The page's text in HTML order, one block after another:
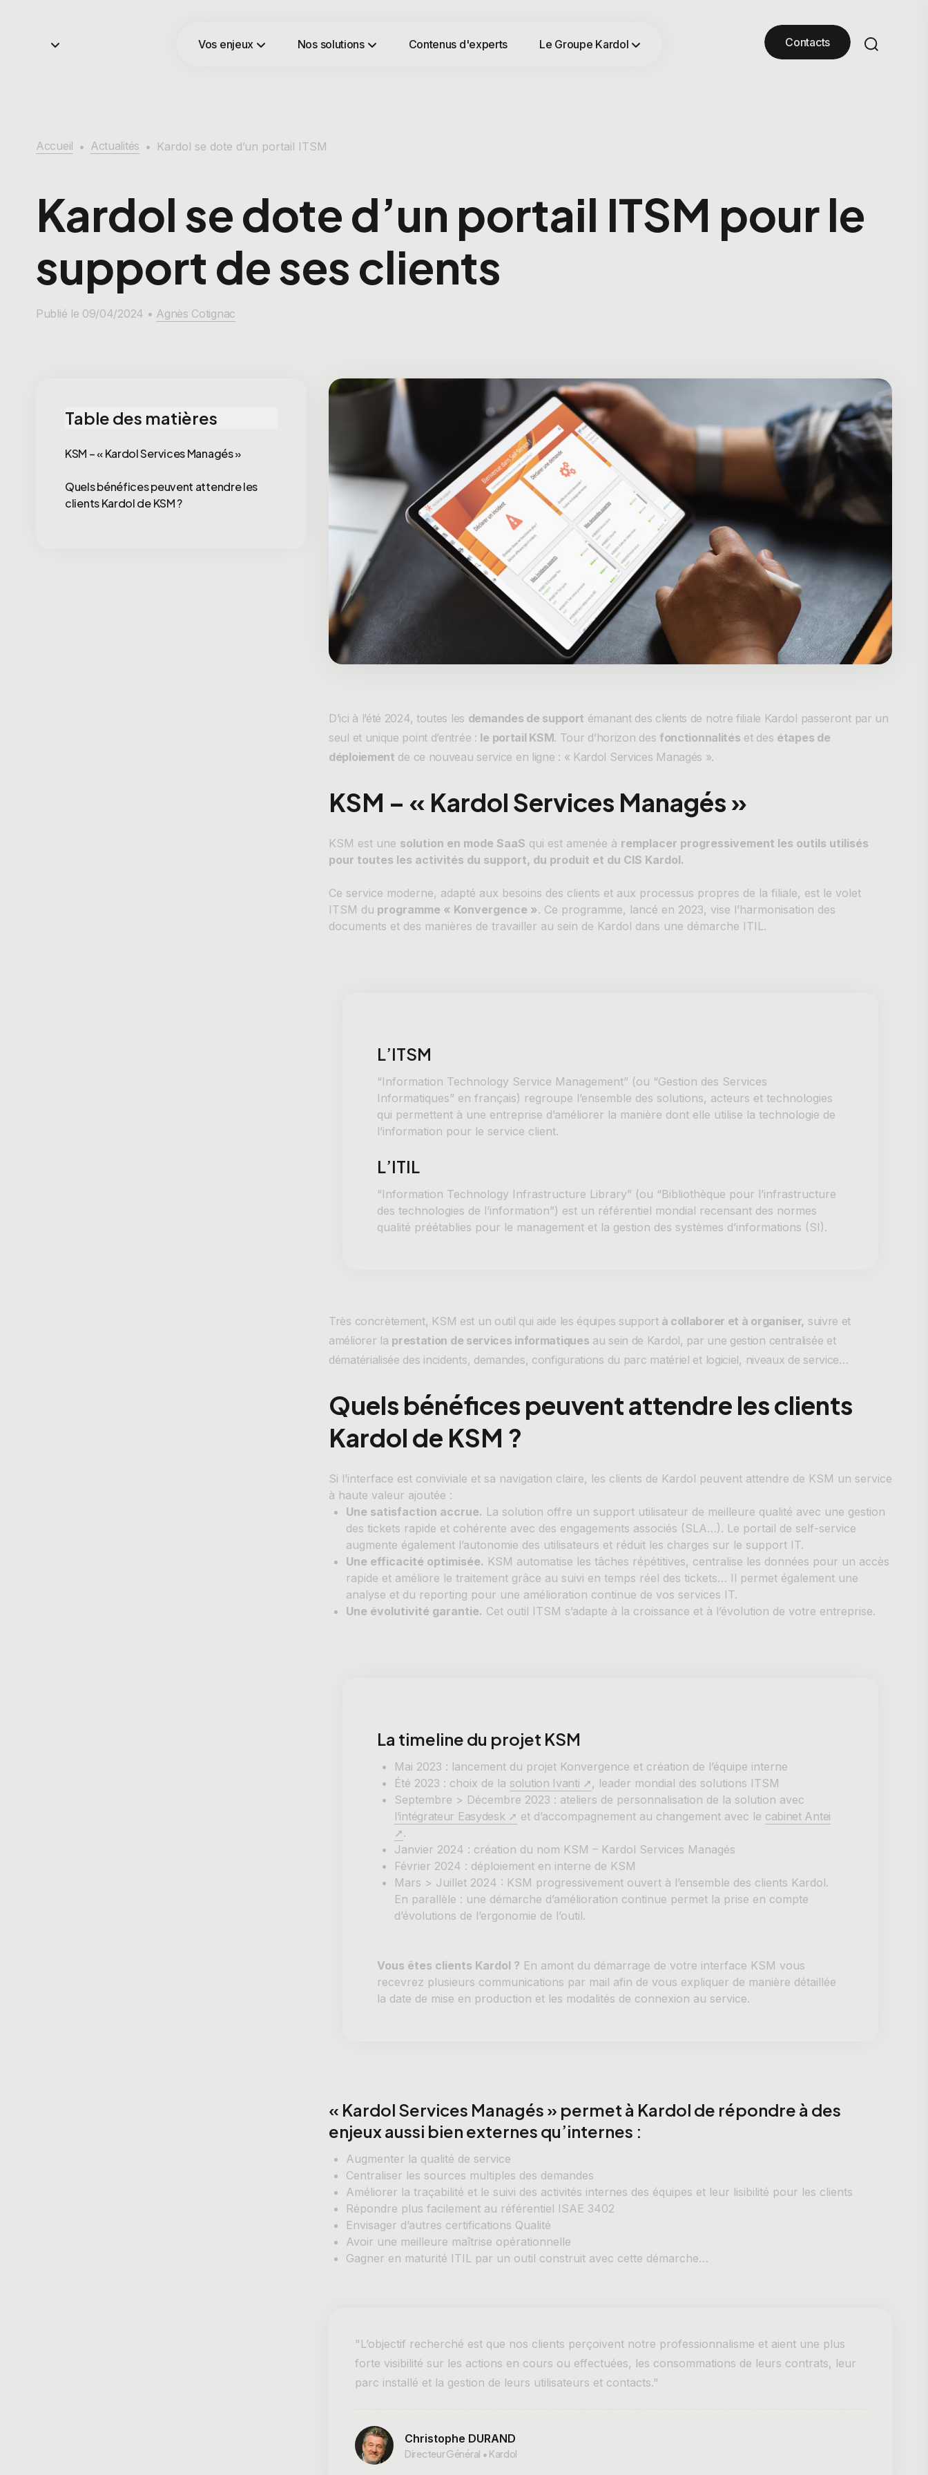
Vos enjeux Nos solutions Contenus d'experts Le Groupe Kardol Contacts
Accueil • Actualités • Kardol se dote d’un portail ITSM
Kardol se dote d’un portail ITSM pour le
support de ses clients
Publié le 09/04/2024 • Agnès Cotignac
Table des matières
KSM – « Kardol Services Managés »
Quels bénéfices peuvent attendre les
clients Kardol de KSM ?
D’ici à l’été 2024, toutes les demandes de support émanant des clients de notre filiale Kardol passeront par un
seul et unique point d’entrée : le portail KSM. Tour d’horizon des fonctionnalités et des étapes de
déploiement de ce nouveau service en ligne : « Kardol Services Managés ».
KSM – « Kardol Services Managés »
KSM est une solution en mode SaaS qui est amenée à remplacer progressivement les outils utilisés
pour toutes les activités du support, du produit et du CIS Kardol.
Ce service moderne, adapté aux besoins des clients et aux processus propres de la filiale, est le volet
ITSM du programme « Konvergence ». Ce programme, lancé en 2023, vise l’harmonisation des
documents et des manières de travailler au sein de Kardol dans une démarche ITIL.
L’ITSM
“Information Technology Service Management” (ou “Gestion des Services
Informatiques” en français) regroupe l’ensemble des solutions, acteurs et technologies
qui permettent à une entreprise d’améliorer la manière dont elle utilise la technologie de
l’information pour le service client.
L’ITIL
“Information Technology Infrastructure Library” (ou “Bibliothèque pour l’infrastructure
des technologies de l’information”) est un référentiel mondial recensant des normes
qualité préétablies pour le management et la gestion des systèmes d’informations (SI).
Très concrètement, KSM est un outil qui aide les équipes supportà collaborer et à organiser, suivre et
améliorer la prestation de services informatiques au sein de Kardol, par une gestion centralisée et
dématérialisée des incidents, demandes, configurations du parc matériel et logiciel, niveaux de service…
Quels bénéfices peuvent attendre les clients
Kardol de KSM ?
Si l’interface est conviviale et sa navigation claire, les clients de Kardol peuvent attendre de KSM un service
à haute valeur ajoutée :
Une satisfaction accrue. La solution offre un support utilisateur de meilleure qualité avec une gestion
des tickets rapide et cohérente avec des engagements associés (SLA…). Le portail de self-service
augmente également l’autonomie des utilisateurs et réduit les charges sur le support IT.
Une efficacité optimisée. KSM automatise les tâches répétitives, centralise les données pour un accès
rapide et améliore le traitement grâce au suivi en temps réel des tickets… Il permet également une
analyse et du reporting pour une amélioration continue de vos services IT.
Une évolutivité garantie. Cet outil ITSM s’adapte à la croissance et à l’évolution de votre entreprise.
La timeline du projet KSM
Mai 2023 : lancement du projet Konvergence et création de l’équipe interne
Été 2023 : choix de la solution Ivanti ➚ , leader mondial des solutions ITSM
Septembre > Décembre 2023 : ateliers de personnalisation de la solution avec
l’intégrateur Easydesk ➚ et d’accompagnement au changement avec le cabinet Antei
➚.
Janvier 2024 : création du nom KSM – Kardol Services Managés
Février 2024 : déploiement en interne de KSM
Mars > Juillet 2024 : KSM progressivement ouvert à l’ensemble des clients Kardol.
En parallèle : une démarche d’amélioration continue permet la prise en compte
d’évolutions de l’ergonomie de l’outil.
Vous êtes clients Kardol ? En amont du démarrage de votre interface KSM vous
recevrez plusieurs communications par mail afin de vous expliquer de manière détaillée
la date de mise en production et les modalités de connexion au service.
« Kardol Services Managés » permet à Kardol de répondre à des
enjeux aussi bien externes qu’internes :
Augmenter la qualité de service
Centraliser les sources multiples des demandes
Améliorer la traçabilité et le suivi des activités internes des équipes et leur lisibilité pour les clients
Répondre plus facilement au référentiel ISAE 3402
Envisager d’autres certifications Qualité
Avoir une meilleure maîtrise opérationnelle
Gagner en maturité ITIL par un outil construit avec cette démarche…
"L’objectif recherché est que nos clients perçoivent notre professionnalisme et aient une plus
forte visibilité sur les actions en cours ou effectuées, les consommations de leurs contrats, leur
parc installé et la gestion de leurs utilisateurs et contacts."
Christophe DURAND
Directeur Général • Kardol